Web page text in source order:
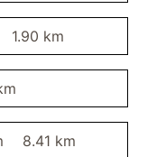
1.90 km
8.41 km